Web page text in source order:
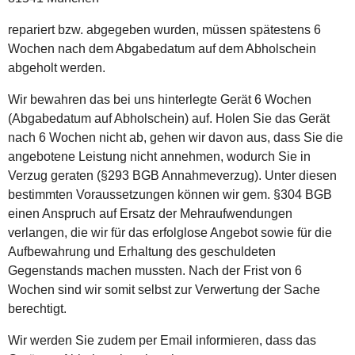
repariert bzw. abgegeben wurden, müssen spätestens 6
Wochen nach dem Abgabedatum auf dem Abholschein
abgeholt werden.
Wir bewahren das bei uns hinterlegte Gerät 6 Wochen
(Abgabedatum auf Abholschein) auf. Holen Sie das Gerät
nach 6 Wochen nicht ab, gehen wir davon aus, dass Sie die
angebotene Leistung nicht annehmen, wodurch Sie in
Verzug geraten (§293 BGB Annahmeverzug). Unter diesen
bestimmten Voraussetzungen können wir gem. §304 BGB
einen Anspruch auf Ersatz der Mehraufwendungen
verlangen, die wir für das erfolglose Angebot sowie für die
Aufbewahrung und Erhaltung des geschuldeten
Gegenstands machen mussten. Nach der Frist von 6
Wochen sind wir somit selbst zur Verwertung der Sache
berechtigt.
Wir werden Sie zudem per Email informieren, dass das